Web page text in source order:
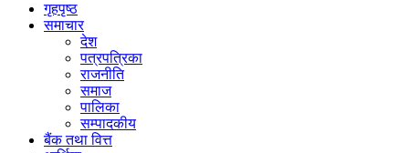
गृहपृष्ठ
समाचार
देश
पत्रपत्रिका
राजनीति
समाज
पालिका
सम्पादकीय
बैंक तथा वित्त